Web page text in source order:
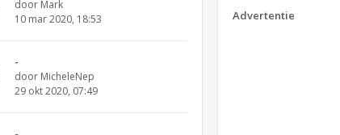
door Mark
10 mar 2020, 18:53
-
door MicheleNep
29 okt 2020, 07:49
Advertentie